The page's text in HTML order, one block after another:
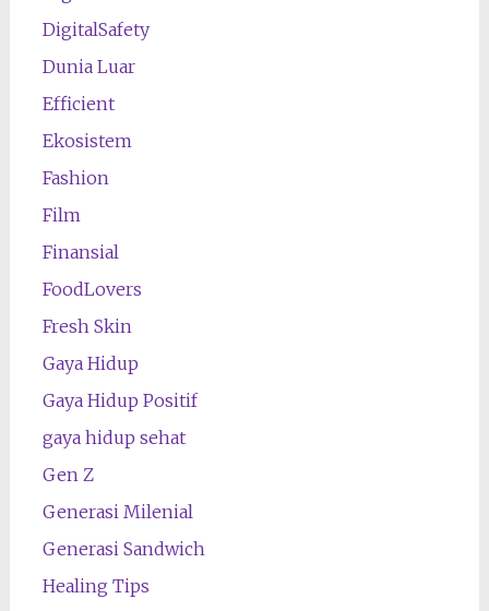
DigitalSafety
Dunia Luar
Efficient
Ekosistem
Fashion
Film
Finansial
FoodLovers
Fresh Skin
Gaya Hidup
Gaya Hidup Positif
gaya hidup sehat
Gen Z
Generasi Milenial
Generasi Sandwich
Healing Tips